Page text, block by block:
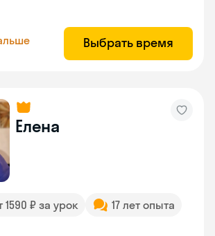
Выбрать время
Елена
1590 ₽ за урок
17 лет опыта